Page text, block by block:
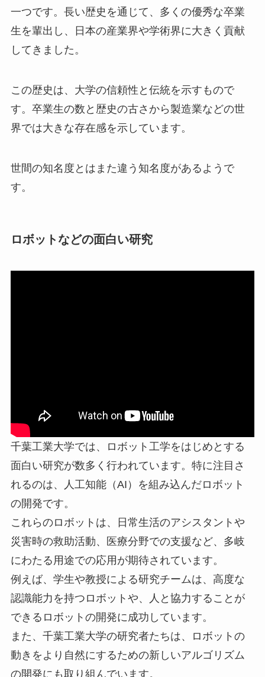
一つです。長い歴史を通じて、多くの優秀な卒業
生を輩出し、日本の産業界や学術界に大きく貢献
してきました。
この歴史は、大学の信頼性と伝統を示すもので
す。卒業生の数と歴史の古さから製造業などの世
界では大きな存在感を示しています。
世間の知名度とはまた違う知名度があるようで
す。
ロボットなどの面白い研究
千葉工業大学では、ロボット工学をはじめとする
面白い研究が数多く行われています。特に注目さ
れるのは、人工知能（AI）を組み込んだロボット
の開発です。
これらのロボットは、日常生活のアシスタントや
災害時の救助活動、医療分野での支援など、多岐
にわたる用途での応用が期待されています。
例えば、学生や教授による研究チームは、高度な
認識能力を持つロボットや、人と協力することが
できるロボットの開発に成功しています。
また、千葉工業大学の研究者たちは、ロボットの
動きをより自然にするための新しいアルゴリズム
の開発にも取り組んでいます。